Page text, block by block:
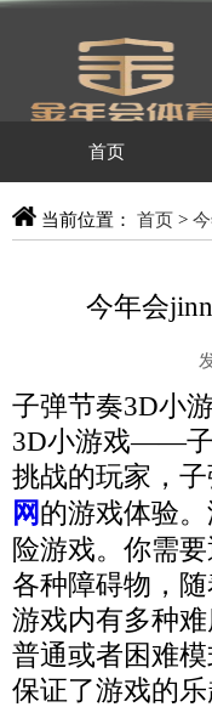
首页
当前位置： 首页 >
今年会
子弹节奏3D小
3D小游戏——子
挑战的玩家，
网 的游戏体验
险游戏。你需
各种障碍物，
游戏内有多种
普通或者困难
保证了游戏的